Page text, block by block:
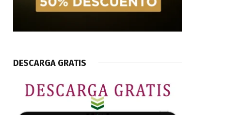
DESCARGA GRATIS